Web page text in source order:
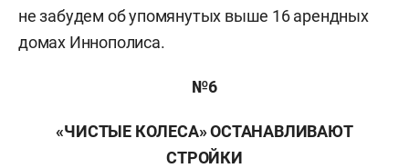
не забудем об упомянутых выше 16 арендных
домах Иннополиса.
№6
«ЧИСТЫЕ КОЛЕСА» ОСТАНАВЛИВАЮТ
СТРОЙКИ